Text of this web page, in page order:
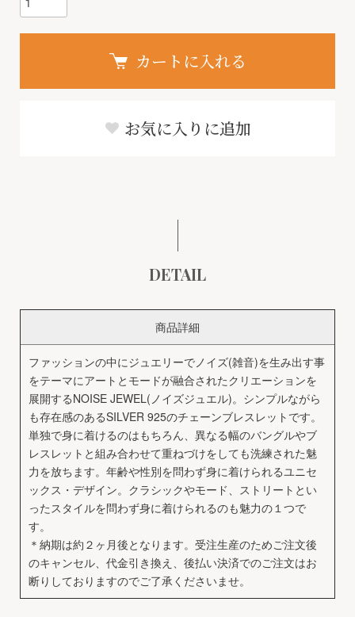
カートに入れる
お気に入りに追加
DETAIL
商品詳細
ファッションの中にジュエリーでノイズ(雑音)を生み出す事
をテーマにアートとモードが融合されたクリエーションを
展開するNOISE JEWEL(ノイズジュエル)。シンプルながら
も存在感のあるSILVER 925のチェーンブレスレットです。
単独で身に着けるのはもちろん、異なる幅のバングルやブ
レスレットと組み合わせて重ねづけをしても洗練された魅
力を放ちます。年齢や性別を問わず身に着けられるユニセ
ックス・デザイン。クラシックやモード、ストリートとい
ったスタイルを問わず身に着けられるのも魅力の１つで
す。
＊納期は約２ヶ月後となります。受注生産のためご注文後
のキャンセル、代金引き換え、後払い決済でのご注文はお
断りしておりますのでご了承くださいませ。